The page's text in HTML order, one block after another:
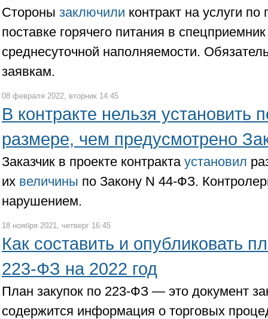
Стороны заключили контракт на услуги
поставке горячего питания в
среднесуточной наполняемости.
заявкам.
08 февраля 2022, вторник 14:45
В контракте нельзя установить
размере, чем предусмотрено
Заказчик в проекте контракта установил
их величины по Закону N 44-ФЗ.
нарушением.
18 ноября 2021, четверг 16:45
Как составить и опубликовать
223-ФЗ на 2022 год
План закупок по 223-ФЗ — это документ
содержится информация о торговых